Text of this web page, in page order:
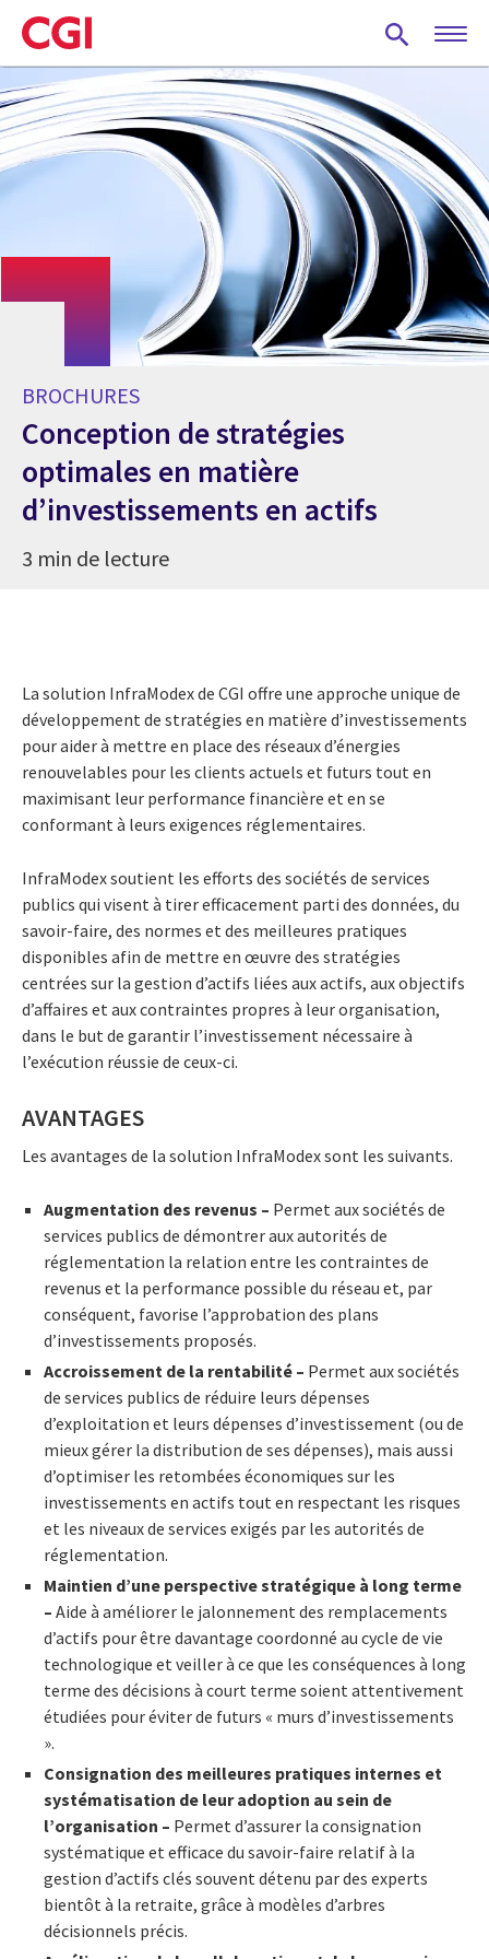
Skip
to
main
content
BROCHURES
Conception de stratégies
optimales en matière
d’investissements en actifs
3 min de lecture
La solution InfraModex de CGI offre une approche unique de
développement de stratégies en matière d’investissements
pour aider à mettre en place des réseaux d’énergies
renouvelables pour les clients actuels et futurs tout en
maximisant leur performance financière et en se
conformant à leurs exigences réglementaires.
InfraModex soutient les efforts des sociétés de services
publics qui visent à tirer efficacement parti des données, du
savoir-faire, des normes et des meilleures pratiques
disponibles afin de mettre en œuvre des stratégies
centrées sur la gestion d’actifs liées aux actifs, aux objectifs
d’affaires et aux contraintes propres à leur organisation,
dans le but de garantir l’investissement nécessaire à
l’exécution réussie de ceux-ci.
AVANTAGES
Les avantages de la solution InfraModex sont les suivants.
Augmentation des revenus – Permet aux sociétés de
services publics de démontrer aux autorités de
réglementation la relation entre les contraintes de
revenus et la performance possible du réseau et, par
conséquent, favorise l’approbation des plans
d’investissements proposés.
Accroissement de la rentabilité – Permet aux sociétés
de services publics de réduire leurs dépenses
d’exploitation et leurs dépenses d’investissement (ou de
mieux gérer la distribution de ses dépenses), mais aussi
d’optimiser les retombées économiques sur les
investissements en actifs tout en respectant les risques
et les niveaux de services exigés par les autorités de
réglementation.
Maintien d’une perspective stratégique à long terme
– Aide à améliorer le jalonnement des remplacements
d’actifs pour être davantage coordonné au cycle de vie
technologique et veiller à ce que les conséquences à long
terme des décisions à court terme soient attentivement
étudiées pour éviter de futurs « murs d’investissements
».
Consignation des meilleures pratiques internes et
systématisation de leur adoption au sein de
l’organisation – Permet d’assurer la consignation
systématique et efficace du savoir-faire relatif à la
gestion d’actifs clés souvent détenu par des experts
bientôt à la retraite, grâce à modèles d’arbres
décisionnels précis.